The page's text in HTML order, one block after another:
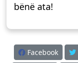
bënë ata!
Facebook